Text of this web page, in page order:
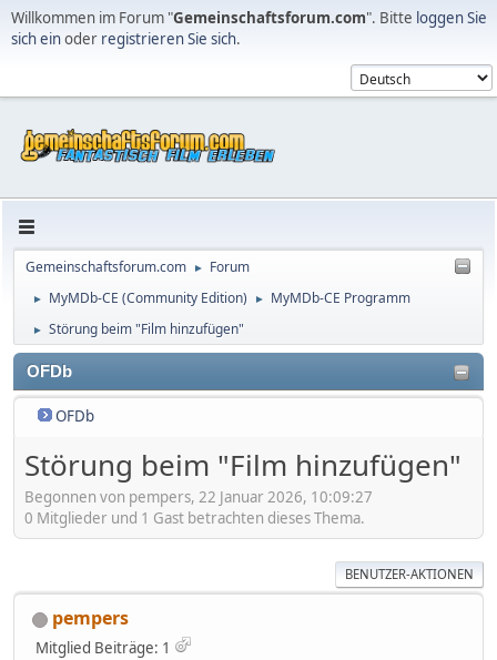
Willkommen im Forum "Gemeinschaftsforum.com". Bitte loggen Sie
sich einoder registrieren Sie sich.
Gemeinschaftsforum.com ► Forum
► MyMDb-CE (Community Edition) ► MyMDb-CE Programm
► Störung beim "Film hinzufügen"
OFDb
OFDb
Störung beim "Film hinzufügen"
Begonnen von pempers, 22 Januar 2026, 10:09:27
0 Mitglieder und 1 Gast betrachten dieses Thema.
BENUTZER-AKTIONEN
pempers
Mitglied Beiträge: 1